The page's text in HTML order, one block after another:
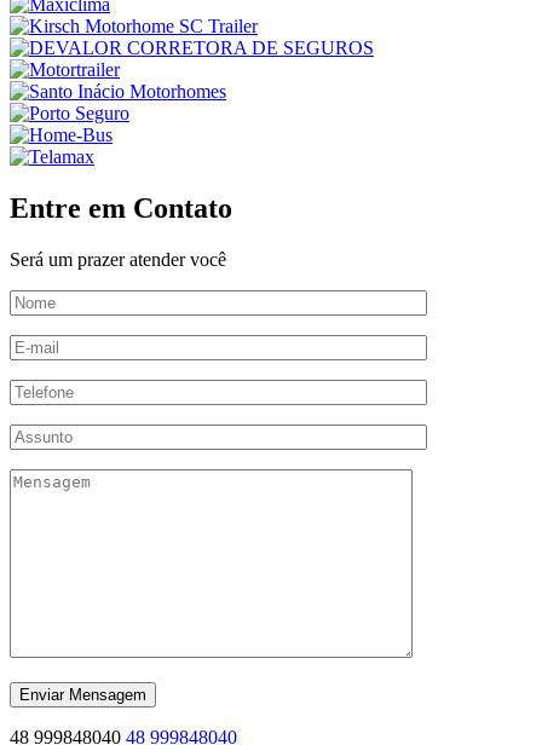
Entre em Contato
Será um prazer atender você
48 999848040 48 999848040